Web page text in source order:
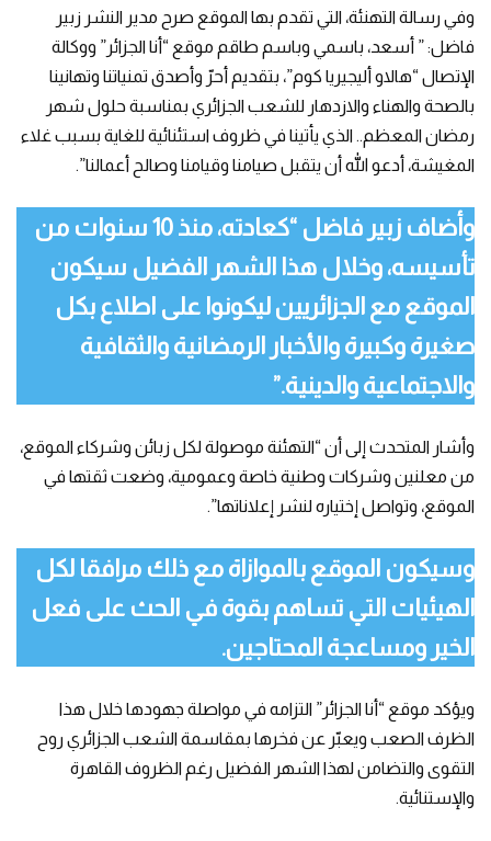
وفي رسالة التهنئة، التي تقدم بها الموقع صرح مدير النشر زبير
فاضل: ” أسعد، باسمي وباسم طاقم موقع “أنا الجزائر” ووكالة
الإتصال “هالاو أليجيريا كوم”، بتقديم أحرّ وأصدق تمنياتنا وتهانينا
بالصحة والهناء والازدهار للشعب الجزائري بمناسبة حلول شهر
رمضان المعظم.. الذي يأتينا في ظروف استئنائية للغاية بسبب غلاء
المغيشة، أدعو الله أن يتقبل صيامنا وقيامنا وصالح أعمالنا”.
وأضاف زبير فاضل “كعادته، منذ 10 سنوات من
تأسيسه، وخلال هذا الشهر الفضيل سيكون
الموقع مع الجزائريين ليكونوا على اطلاع بكل
صغيرة وكبيرة والأخبار الرمضانية والثقافية
والاجتماعية والدينية.”
وأشار المتحدث إلى أن “التهئنة موصولة لكل زبائن وشركاء الموقع،
من معلنين وشركات وطنية خاصة وعمومية، وضعت ثقتها في
الموقع، وتواصل إختياره لنشر إعلاناتها”.
وسيكون الموقع بالموازاة مع ذلك مرافقا لكل
الهيئيات التي تساهم بقوة في الحث على فعل
الخير ومساعجة المحتاجين.
ويؤكد موقع “أنا الجزائر” التزامه في مواصلة جهودها خلال هذا
الظرف الصعب ويعبّر عن فخرها بمقاسمة الشعب الجزائري روح
التقوى والتضامن لهذا الشهر الفضيل رغم الظروف القاهرة
والإستنائية.